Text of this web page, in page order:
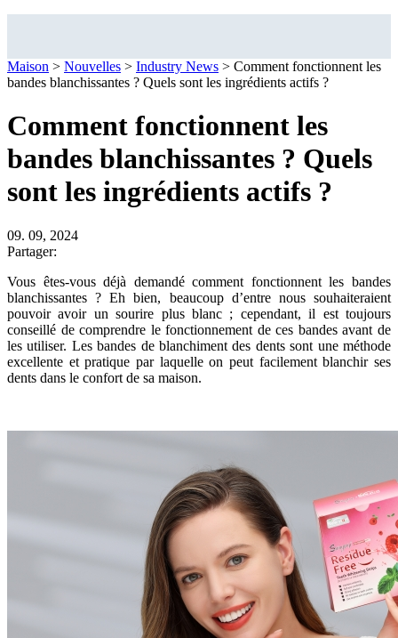
Maison > Nouvelles > Industry News > Comment fonctionnent les
bandes blanchissantes ? Quels sont les ingrédients actifs ?
Comment fonctionnent les
bandes blanchissantes ? Quels
sont les ingrédients actifs ?
09. 09, 2024
Partager:
Vous êtes-vous déjà demandé comment fonctionnent les bandes
blanchissantes ? Eh bien, beaucoup d’entre nous souhaiteraient
pouvoir avoir un sourire plus blanc ; cependant, il est toujours
conseillé de comprendre le fonctionnement de ces bandes avant de
les utiliser. Les bandes de blanchiment des dents sont une méthode
excellente et pratique par laquelle on peut facilement blanchir ses
dents dans le confort de sa maison.